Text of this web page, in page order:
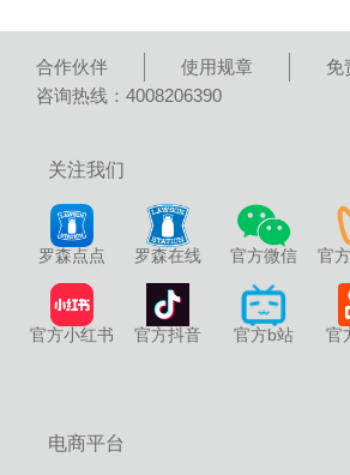
合作伙伴 使用规章
免
咨询热线：4008206390
关注我们
罗森点点 罗森在线 官方微信 官
官方小红书 官方抖音 官方b站 官
电商平台